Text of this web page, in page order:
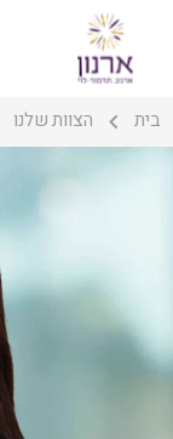
בית הצוות שלנו